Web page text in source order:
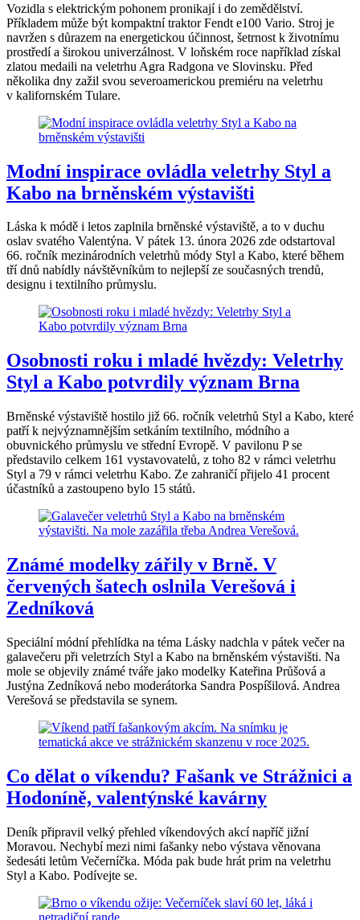
Vozidla s elektrickým pohonem pronikají i do zemědělství.
Příkladem může být kompaktní traktor Fendt e100 Vario. Stroj je
navržen s důrazem na energetickou účinnost, šetrnost k životnímu
prostředí a širokou univerzálnost. V loňském roce například získal
zlatou medaili na veletrhu Agra Radgona ve Slovinsku. Před
několika dny zažil svou severoamerickou premiéru na veletrhu
v kalifornském Tulare.
Modní inspirace ovládla veletrhy Styl a
Kabo na brněnském výstavišti
Láska k módě i letos zaplnila brněnské výstaviště, a to v duchu
oslav svatého Valentýna. V pátek 13. února 2026 zde odstartoval
66. ročník mezinárodních veletrhů módy Styl a Kabo, které během
tří dnů nabídly návštěvníkům to nejlepší ze současných trendů,
designu i textilního průmyslu.
Osobnosti roku i mladé hvězdy: Veletrhy
Styl a Kabo potvrdily význam Brna
Brněnské výstaviště hostilo již 66. ročník veletrhů Styl a Kabo, které
patří k nejvýznamnějším setkáním textilního, módního a
obuvnického průmyslu ve střední Evropě. V pavilonu P se
představilo celkem 161 vystavovatelů, z toho 82 v rámci veletrhu
Styl a 79 v rámci veletrhu Kabo. Ze zahraničí přijelo 41 procent
účastníků a zastoupeno bylo 15 států.
Známé modelky zářily v Brně. V
červených šatech oslnila Verešová i
Zedníková
Speciální módní přehlídka na téma Lásky nadchla v pátek večer na
galavečeru při veletrzích Styl a Kabo na brněnském výstavišti. Na
mole se objevily známé tváře jako modelky Kateřina Průšová a
Justýna Zedníková nebo moderátorka Sandra Pospíšilová. Andrea
Verešová se představila se synem.
Co dělat o víkendu? Fašank ve Strážnici a
Hodoníně, valentýnské kavárny
Deník připravil velký přehled víkendových akcí napříč jižní
Moravou. Nechybí mezi nimi fašanky nebo výstava věnovana
šedesáti letům Večerníčka. Móda pak bude hrát prim na veletrhu
Styl a Kabo. Podívejte se.